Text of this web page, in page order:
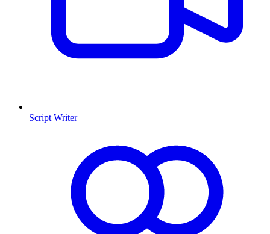
Script Writer